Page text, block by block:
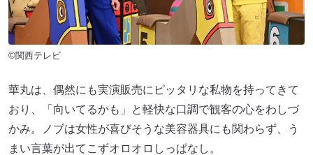
©関西テレビ
華丸は、偶然にも実演販売にピッタリな私物を持ってきて
おり、「向いてるかも」と軽快な口調で観客の心をわしづ
かみ。ノブは女性が喜びそうな美容器具にも関わらず、う
まい言葉が出てこずオロオロしっぱなし。